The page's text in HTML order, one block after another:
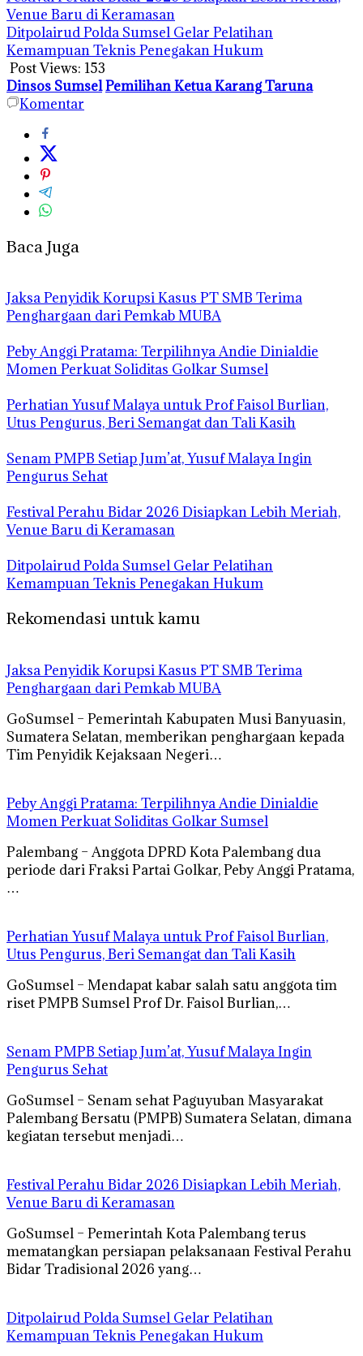
Venue Baru di Keramasan
Ditpolairud Polda Sumsel Gelar Pelatihan
Kemampuan Teknis Penegakan Hukum
Post Views: 153
Dinsos SumselPemilihan Ketua Karang Taruna
Komentar
Baca Juga
Jaksa Penyidik Korupsi Kasus PT SMB Terima
Penghargaan dari Pemkab MUBA
Peby Anggi Pratama: Terpilihnya Andie Dinialdie
Momen Perkuat Soliditas Golkar Sumsel
Perhatian Yusuf Malaya untuk Prof Faisol Burlian,
Utus Pengurus, Beri Semangat dan Tali Kasih
Senam PMPB Setiap Jum’at, Yusuf Malaya Ingin
Pengurus Sehat
Festival Perahu Bidar 2026 Disiapkan Lebih Meriah,
Venue Baru di Keramasan
Ditpolairud Polda Sumsel Gelar Pelatihan
Kemampuan Teknis Penegakan Hukum
Rekomendasi untuk kamu
Jaksa Penyidik Korupsi Kasus PT SMB Terima
Penghargaan dari Pemkab MUBA
GoSumsel – Pemerintah Kabupaten Musi Banyuasin,
Sumatera Selatan, memberikan penghargaan kepada
Tim Penyidik Kejaksaan Negeri…
Peby Anggi Pratama: Terpilihnya Andie Dinialdie
Momen Perkuat Soliditas Golkar Sumsel
Palembang – Anggota DPRD Kota Palembang dua
periode dari Fraksi Partai Golkar, Peby Anggi Pratama,
…
Perhatian Yusuf Malaya untuk Prof Faisol Burlian,
Utus Pengurus, Beri Semangat dan Tali Kasih
GoSumsel – Mendapat kabar salah satu anggota tim
riset PMPB Sumsel Prof Dr. Faisol Burlian,…
Senam PMPB Setiap Jum’at, Yusuf Malaya Ingin
Pengurus Sehat
GoSumsel – Senam sehat Paguyuban Masyarakat
Palembang Bersatu (PMPB) Sumatera Selatan, dimana
kegiatan tersebut menjadi…
Festival Perahu Bidar 2026 Disiapkan Lebih Meriah,
Venue Baru di Keramasan
GoSumsel – Pemerintah Kota Palembang terus
mematangkan persiapan pelaksanaan Festival Perahu
Bidar Tradisional 2026 yang…
Ditpolairud Polda Sumsel Gelar Pelatihan
Kemampuan Teknis Penegakan Hukum